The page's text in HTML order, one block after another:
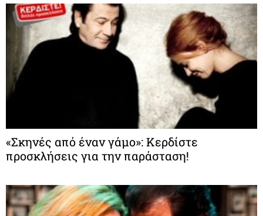
«Σκηνές από έναν γάμο»: Κερδίστε
προσκλήσεις για την παράσταση!